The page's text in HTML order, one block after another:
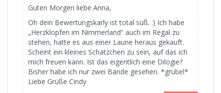
Guten Morgen liebe Anna,
Oh dein Bewertungskarly ist total süß. :) Ich habe
„Herzklopfen im Nimmerland“ auch im Regal zu
stehen, hatte es aus einer Laune heraus gekauft.
Scheint ein kleines Schätzchen zu sein, auf das ich
mich freuen kann. Ist das eigentlich eine Dilogie?
Bisher habe ich nur zwei Bände gesehen. *grübel*
Liebe Grüße Cindy